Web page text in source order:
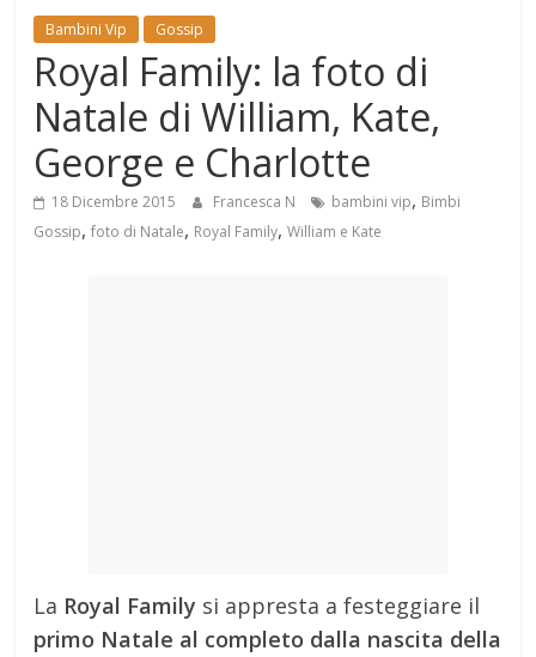
Mondo
Bambini Vip Gossip
Royal Family: la foto di
Natale di William, Kate,
George e Charlotte
18 Dicembre 2015 Francesca N bambini vip, Bimbi
Gossip,foto di Natale, Royal Family,William e Kate
La Royal Family si appresta a festeggiare il
primo Natale al completo dalla nascita della